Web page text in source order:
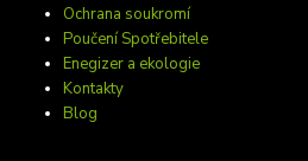
Ochrana soukromí
Poučení Spotřebitele
Enegizer a ekologie
Kontakty
Blog